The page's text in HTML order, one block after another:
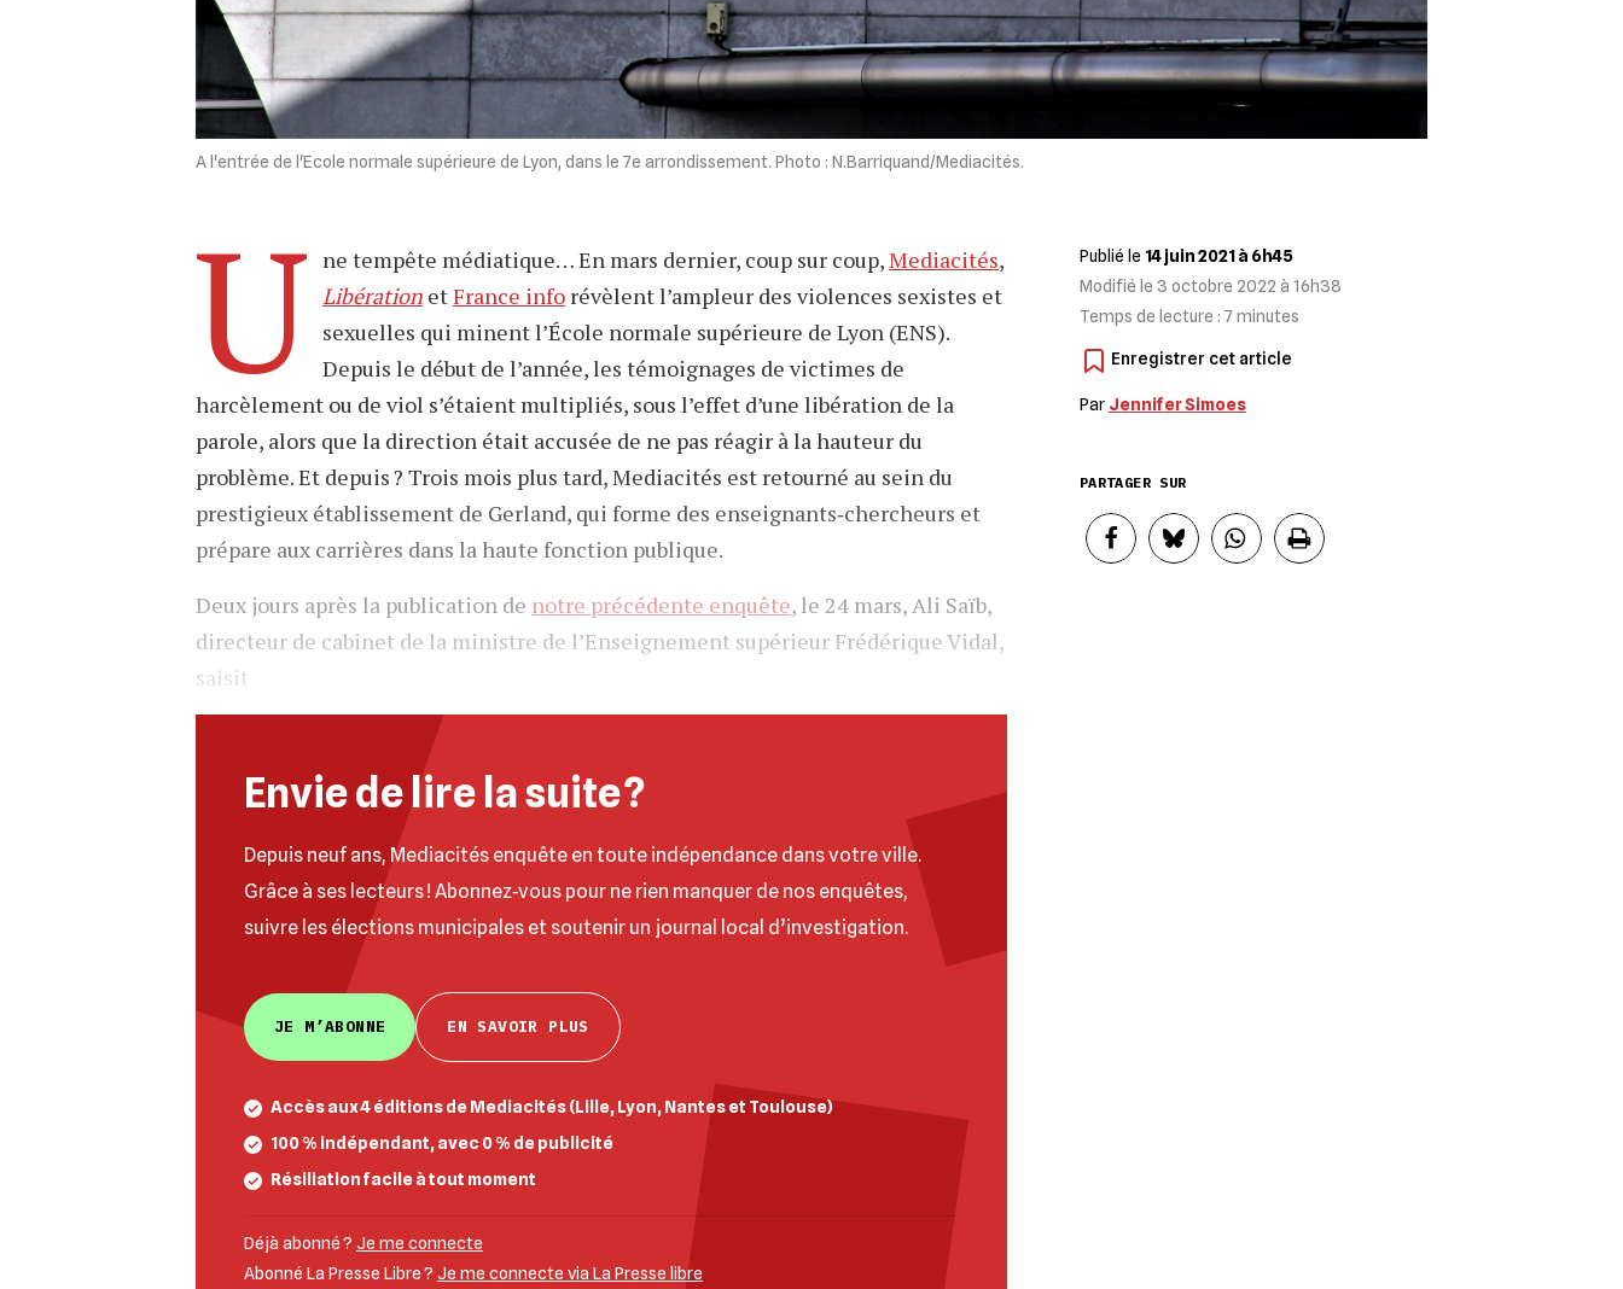
A l'entrée de l'Ecole normale supérieure de Lyon, dans le 7e arrondissement. Photo : N.Barriquand/Mediacités.
U ne tempête médiatique… En mars dernier, coup sur coup,Mediacités,
Libération etFrance info révèlent l’ampleur des violences sexistes et
sexuelles qui minent l’École normale supérieure de Lyon (ENS).
Depuis le début de l’année, les témoignages de victimes de
harcèlement ou de viol s’étaient multipliés, sous l’effet d’une libération de la
parole, alors que la direction était accusée de ne pas réagir à la hauteur du
problème. Et depuis ? Trois mois plus tard, Mediacités est retourné au sein du
prestigieux établissement de Gerland, qui forme des enseignants‐chercheurs et
prépare aux carrières dans la haute fonction publique.
Deux jours après la publication de notre précédente enquête, le 24 mars, Ali Saïb,
directeur de cabinet de la ministre de l’Enseignement supérieur Frédérique Vidal,
saisit
Envie de lire la suite ?
Depuis neuf ans, Mediacités enquête en toute indépendance dans votre ville.
Grâce à ses lecteurs ! Abonnez‐vous pour ne rien manquer de nos enquêtes,
suivre les élections municipales et soutenir un journal local d’investigation.
JE M’ABONNE EN SAVOIR PLUS
Accès aux 4 éditions de Mediacités (Lille, Lyon, Nantes et Toulouse)
100 % indépendant, avec 0 % de publicité
Résiliation facile à tout moment
Déjà abonné ? Je me connecte
Abonné La Presse Libre ? Je me connecte via La Presse libre
Publié le 14 juin 2021 à 6h45
Modifié le 3 octobre 2022 à 16h38
Temps de lecture : 7minutes
Par Jennifer Simoes
PARTAGER SUR